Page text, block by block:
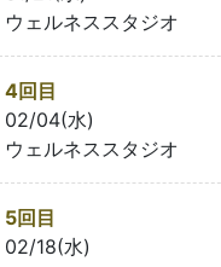
ウェルネススタジオ
4回目
02/04(水)
ウェルネススタジオ
5回目
02/18(水)